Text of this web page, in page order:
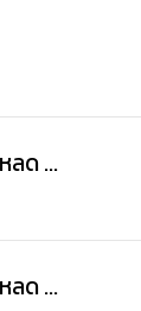
ลด ...
ลด ...